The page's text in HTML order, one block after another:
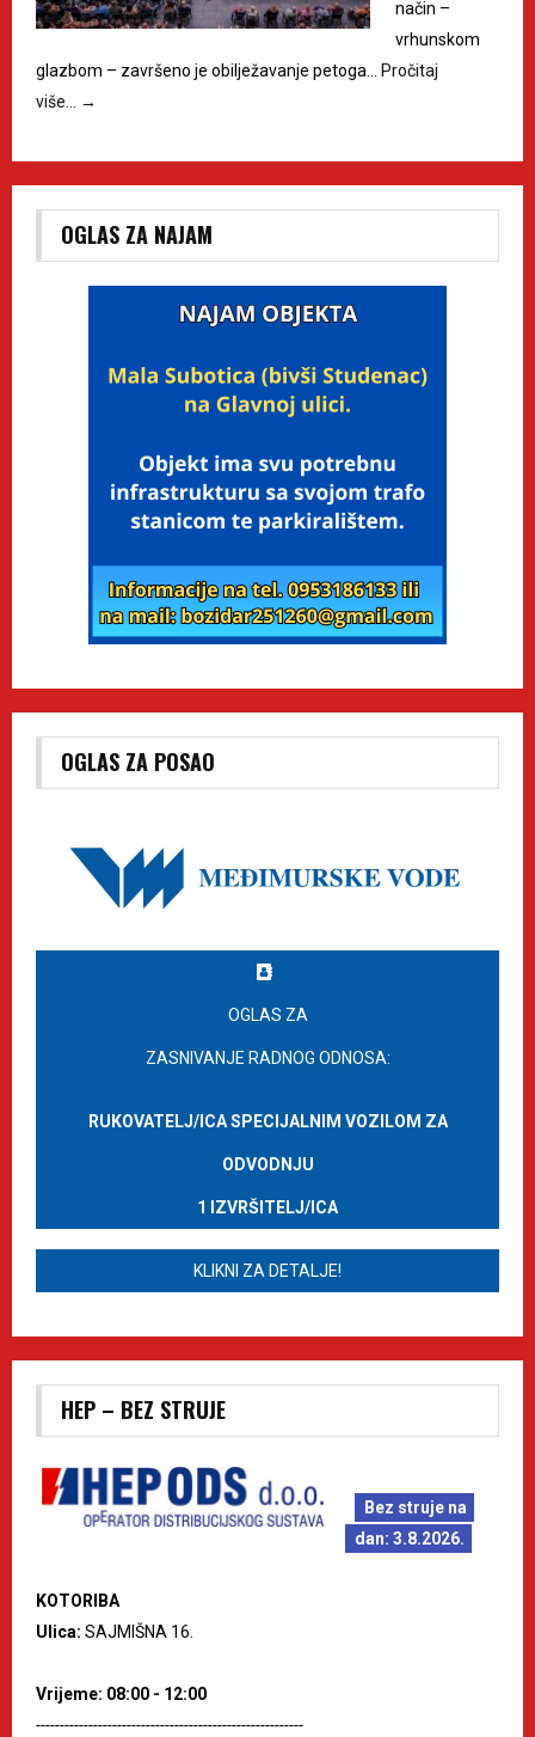
način –
vrhunskom
glazbom – završeno je obilježavanje petoga…
Pročitaj
više…
→
OGLAS ZA NAJAM
OGLAS ZA POSAO
OGLAS ZA
ZASNIVANJE RADNOG ODNOSA:
RUKOVATELJ/ICA SPECIJALNIM VOZILOM ZA
ODVODNJU
1 IZVRŠITELJ/ICA
KLIKNI ZA DETALJE!
HEP – BEZ STRUJE
Bez struje na
dan: 3.8.2026.
KOTORIBA
Ulica: SAJMIŠNA 16.
Vrijeme: 08:00 - 12:00
--------------------------------------------------------